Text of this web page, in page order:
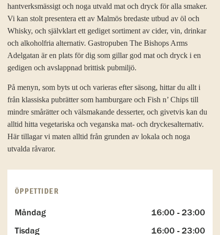
hantverksmässigt och noga utvald mat och dryck för alla smaker.
Vi kan stolt presentera ett av Malmös bredaste utbud av öl och
Whisky, och självklart ett gediget sortiment av cider, vin, drinkar
och alkoholfria alternativ. Gastropuben The Bishops Arms
Adelgatan är en plats för dig som gillar god mat och dryck i en
gedigen och avslappnad brittisk pubmiljö.
På menyn, som byts ut och varieras efter säsong, hittar du allt i
från klassiska pubrätter som hamburgare och Fish n’ Chips till
mindre smårätter och välsmakande desserter, och givetvis kan du
alltid hitta vegetariska och veganska mat- och dryckesalternativ.
Här tillagar vi maten alltid från grunden av lokala och noga
utvalda råvaror.
ÖPPETTIDER
Måndag
16:00 - 23:00
Tisdag
16:00 - 23:00